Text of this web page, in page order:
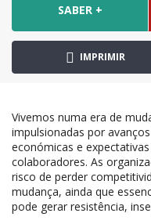
SABER +
IMPRIMIR
Vivemos numa era de
impulsionadas por
económicas e
colaboradores. As
risco de perder
mudança, ainda que
pode gerar resistência,